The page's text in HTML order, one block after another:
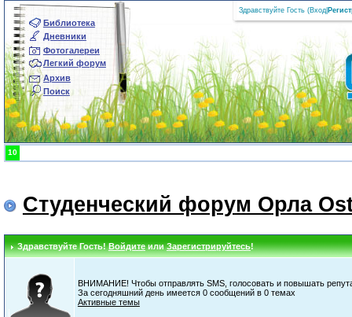
Библиотека
Дневники
Фотогалереи
Легкий форум
Архив
Поиск
Здравствуйте Гость (Вход
9
Студенческий форум Орла
Здравствуйте Гость!ВойдитеилиЗарегистрируйтесь!
ВНИМАНИЕ! Чтобы отправлять SMS, голосовать и повышать
За сегодняшний день имеется 0 сообщений в 0 темах
Активные темы